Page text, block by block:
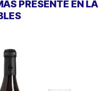
PRESENTE EN